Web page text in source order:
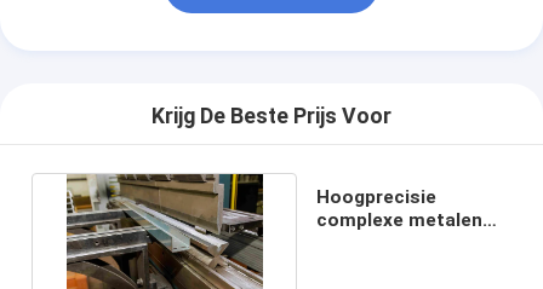
Krijg De Beste Prijs Voor
Hoogprecisie
complexe metalen